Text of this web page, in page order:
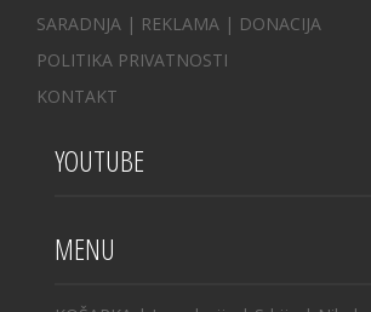
SARADNJA | REKLAMA | DONACIJA
POLITIKA PRIVATNOSTI
KONTAKT
YOUTUBE
MENU